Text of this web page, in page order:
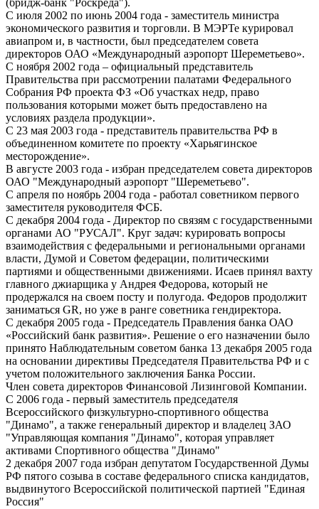
(бридж-банк "Роскреда").
С июля 2002 по июнь 2004 года - заместитель министра
экономического развития и торговли. В МЭРТе курировал
авиапром и, в частности, был председателем совета
директоров ОАО «Международный аэропорт Шереметьево».
С ноября 2002 года – официальный представитель
Правительства при рассмотрении палатами Федерального
Собрания РФ проекта ФЗ «Об участках недр, право
пользования которыми может быть предоставлено на
условиях раздела продукции».
С 23 мая 2003 года - представитель правительства РФ в
объединенном комитете по проекту «Харьягинское
месторождение».
В августе 2003 года - избран председателем совета директоров
ОАО "Международный аэропорт "Шереметьево".
С апреля по ноябрь 2004 года - работал советником первого
заместителя руководителя ФСБ.
С декабря 2004 года - Директор по связям с государственными
органами АО "РУСАЛ". Круг задач: курировать вопросы
взаимодействия с федеральными и региональными органами
власти, Думой и Советом федерации, политическими
партиями и общественными движениями. Исаев принял вахту
главного джиарщика у Андрея Федорова, который не
продержался на своем посту и полугода. Федоров продолжит
заниматься GR, но уже в ранге советника гендиректора.
С декабря 2005 года - Председатель Правления банка ОАО
«Российский банк развития». Решение о его назначении было
принято Наблюдательным советом банка 13 декабря 2005 года
на основании директивы Председателя Правительства РФ и с
учетом положительного заключения Банка России.
Член совета директоров Финансовой Лизинговой Компании.
С 2006 года - первый заместитель председателя
Всероссийского физкультурно-спортивного общества
"Динамо", а также генеральный директор и владелец ЗАО
"Управляющая компания "Динамо", которая управляет
активами Спортивного общества "Динамо"
2 декабря 2007 года избран депутатом Государственной Думы
РФ пятого созыва в составе федерального списка кандидатов,
выдвинутого Всероссийской политической партией "Единая
Россия"